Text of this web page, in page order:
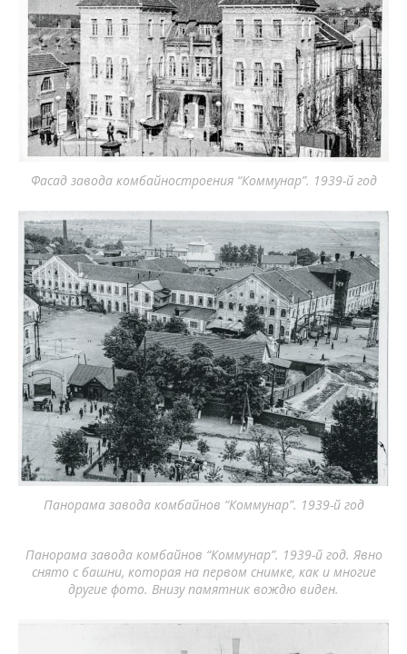
Фасад завода комбайностроения “Коммунар”. 1939-й год
Панорама завода комбайнов “Коммунар”. 1939-й год
Панорама завода комбайнов “Коммунар”. 1939-й год. Явно
снято с башни, которая на первом снимке, как и многие
другие фото. Внизу памятник вождю виден.